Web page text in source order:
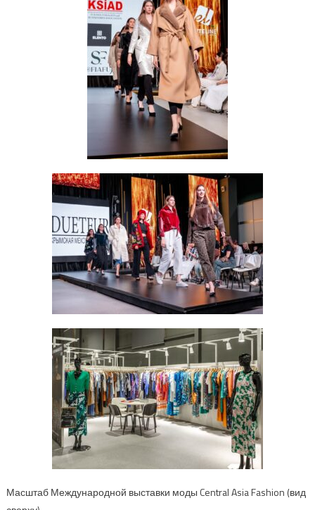
Масштаб Международной выставки моды Central Asia Fashion (вид